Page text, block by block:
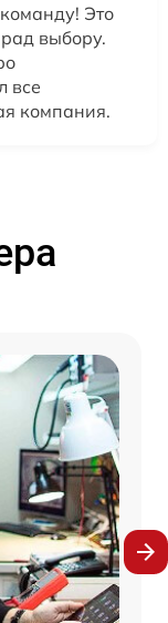
Это
выбору.
все
компания.